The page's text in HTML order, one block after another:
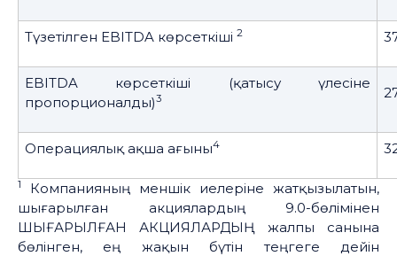
Түзетілген EBITDA көрсеткіші 2
EBITDA көрсеткіші (қатысу үлесіне
пропорционалды)3
Операциялық ақша ағыны4
1
Компанияның меншік иелеріне жатқызылатын,
шығарылған акциялардың 9.0-бөлімінен
ШЫҒАРЫЛҒАН АКЦИЯЛАРДЫҢ жалпы санына
бөлінген, ең жақын бүтін теңгеге дейін